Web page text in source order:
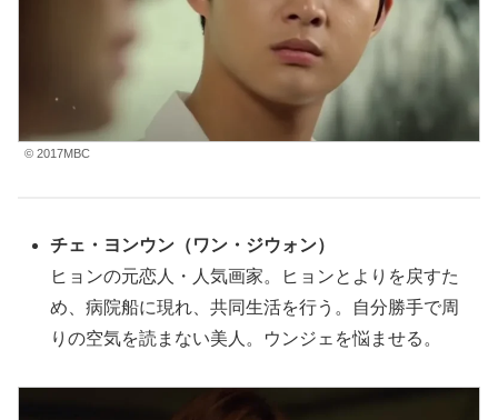
© 2017MBC
チェ・ヨンウン （ワン・ジウォン）
ヒョンの元恋人・人気画家。ヒョンとよりを戻すた
め、病院船に現れ、共同生活を行う。自分勝手で周
りの空気を読まない美人。ウンジェを悩ませる。